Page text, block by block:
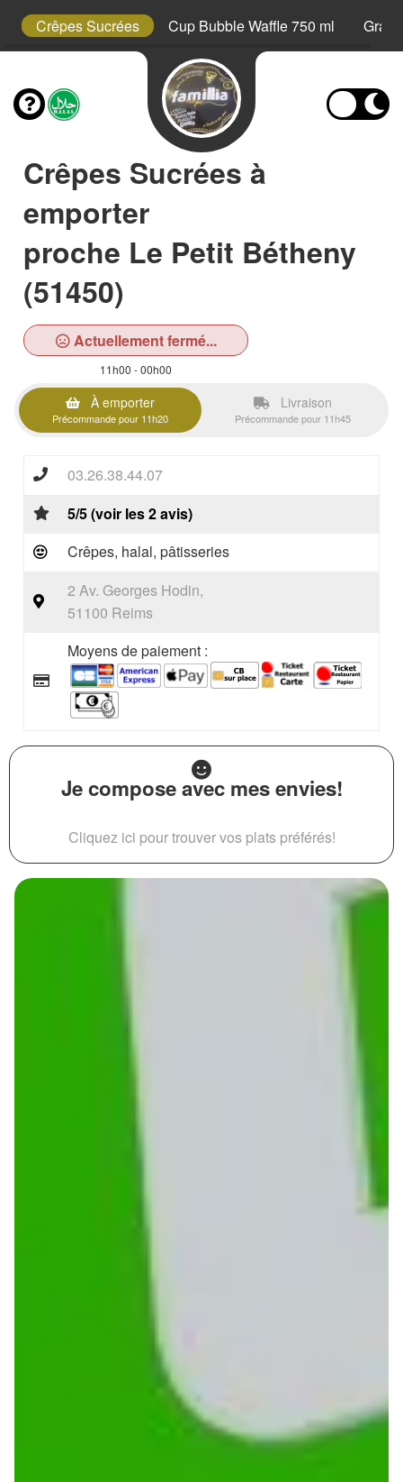
Crêpes Sucrées Cup Bubble Waffle 750 ml
Crêpes Sucrées à
emporter
proche Le Petit Bétheny
(51450)
Actuellement fermé...
11h00 - 00h00
À emporter
Précommande pour 11h20
Livraison
Précommande pour 11h45
03.26.38.44.07
5/5 (voir les 2 avis)
Crêpes, halal, pâtisseries
2 Av. Georges Hodin,
51100 Reims
Moyens de paiement :
Je compose avec mes envies!
Cliquez ici pour trouver vos plats préférés!